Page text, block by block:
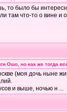
то было бы
там что-то о вине и
Ошо, но как же тогда
(моя дочь ныне
и выше, ночью н ...